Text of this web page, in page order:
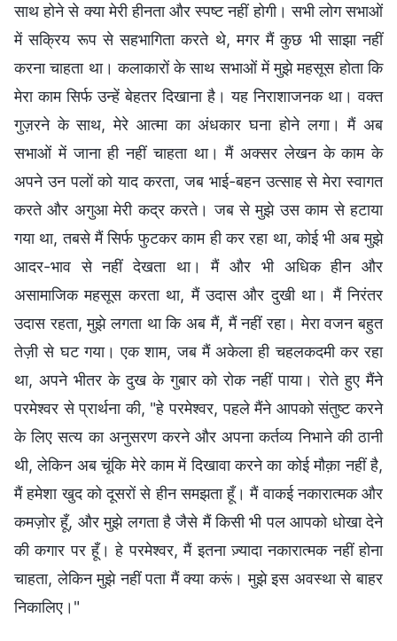
साथ होने से क्या मेरी हीनता और स्पष्ट नहीं होगी। सभी लोग सभाओं
में सक्रिय रूप से सहभागिता करते थे, मगर मैं कुछ भी साझा नहीं
करना चाहता था। कलाकारों के साथ सभाओं में मुझे महसूस होता कि
मेरा काम सिर्फ उन्हें बेहतर दिखाना है। यह निराशाजनक था। वक्त
गुज़रने के साथ, मेरे आत्मा का अंधकार घना होने लगा। मैं अब
सभाओं में जाना ही नहीं चाहता था। मैं अक्सर लेखन के काम के
अपने उन पलों को याद करता, जब भाई-बहन उत्साह से मेरा स्वागत
करते और अगुआ मेरी कद्र करते। जब से मुझे उस काम से हटाया
गया था, तबसे मैं सिर्फ फुटकर काम ही कर रहा था, कोई भी अब मुझे
आदर-भाव से नहीं देखता था। मैं और भी अधिक हीन और
असामाजिक महसूस करता था, मैं उदास और दुखी था। मैं निरंतर
उदास रहता, मुझे लगता था कि अब मैं, मैं नहीं रहा। मेरा वजन बहुत
तेज़ी से घट गया। एक शाम, जब मैं अकेला ही चहलकदमी कर रहा
था, अपने भीतर के दुख के गुबार को रोक नहीं पाया। रोते हुए मैंने
परमेश्वर से प्रार्थना की, "हे परमेश्वर, पहले मैंने आपको संतुष्ट करने
के लिए सत्य का अनुसरण करने और अपना कर्तव्य निभाने की ठानी
थी, लेकिन अब चूंकि मेरे काम में दिखावा करने का कोई मौक़ा नहीं है,
मैं हमेशा खुद को दूसरों से हीन समझता हूँ। मैं वाकई नकारात्मक और
कमज़ोर हूँ, और मुझे लगता है जैसे मैं किसी भी पल आपको धोखा देने
की कगार पर हूँ। हे परमेश्वर, मैं इतना ज़्यादा नकारात्मक नहीं होना
चाहता, लेकिन मुझे नहीं पता मैं क्या करूं। मुझे इस अवस्था से बाहर
निकालिए।"